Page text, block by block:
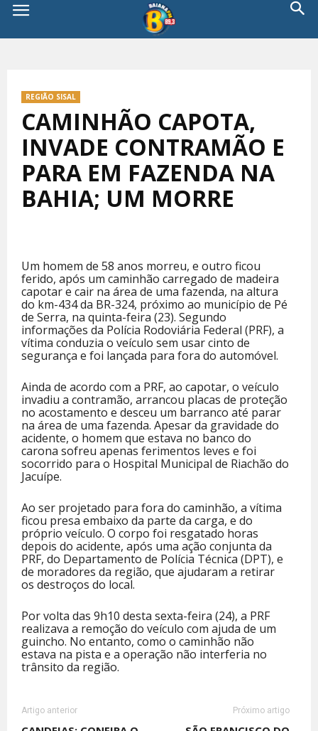
REGIÃO SISAL
CAMINHÃO CAPOTA,
INVADE CONTRAMÃO E
PARA EM FAZENDA NA
BAHIA; UM MORRE
Um homem de 58 anos morreu, e outro ficou
ferido, após um caminhão carregado de madeira
capotar e cair na área de uma fazenda, na altura
do km-434 da BR-324, próximo ao município de Pé
de Serra, na quinta-feira (23). Segundo
informações da Polícia Rodoviária Federal (PRF), a
vítima conduzia o veículo sem usar cinto de
segurança e foi lançada para fora do automóvel.
Ainda de acordo com a PRF, ao capotar, o veículo
invadiu a contramão, arrancou placas de proteção
no acostamento e desceu um barranco até parar
na área de uma fazenda. Apesar da gravidade do
acidente, o homem que estava no banco do
carona sofreu apenas ferimentos leves e foi
socorrido para o Hospital Municipal de Riachão do
Jacuípe.
Ao ser projetado para fora do caminhão, a vítima
ficou presa embaixo da parte da carga, e do
próprio veículo. O corpo foi resgatado horas
depois do acidente, após uma ação conjunta da
PRF, do Departamento de Polícia Técnica (DPT), e
de moradores da região, que ajudaram a retirar
os destroços do local.
Por volta das 9h10 desta sexta-feira (24), a PRF
realizava a remoção do veículo com ajuda de um
guincho. No entanto, como o caminhão não
estava na pista e a operação não interferia no
trânsito da região.
Artigo anterior Próximo artigo